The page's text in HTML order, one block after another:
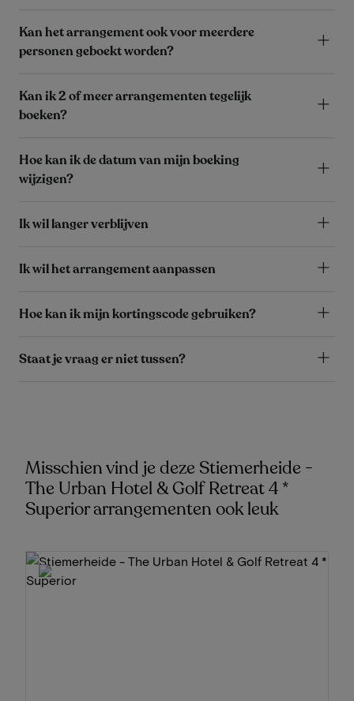
Kan het arrangement ook voor meerdere
personen geboekt worden?
Kan ik 2 of meer arrangementen tegelijk
boeken?
Hoe kan ik de datum van mijn boeking
wijzigen?
Ik wil langer verblijven
Ik wil het arrangement aanpassen
Hoe kan ik mijn kortingscode gebruiken?
Staat je vraag er niet tussen?
Misschien vind je deze Stiemerheide -
The Urban Hotel & Golf Retreat 4 *
Superior arrangementen ook leuk